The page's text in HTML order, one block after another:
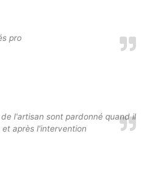
pro
l'artisan sont pardonné quand il
après l'intervention